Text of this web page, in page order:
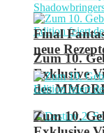
Zum 10.
Exklusive
des
Final
neue
Zum 10.